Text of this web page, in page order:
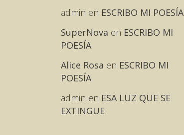
admin en ESCRIBO MI POESÍA
SuperNova en ESCRIBO MI
POESÍA
Alice Rosa en ESCRIBO MI
POESÍA
admin en ESA LUZ QUE SE
EXTINGUE